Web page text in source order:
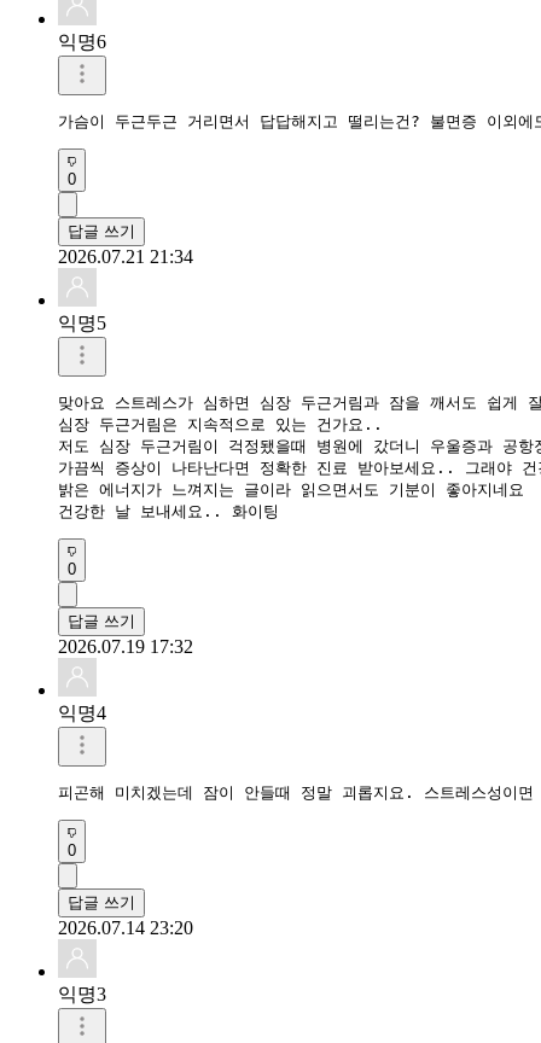
익명6
가슴이 두근두근 거리면서 답답해지고 떨리는건? 불면증 이외
0
답글 쓰기
2026.07.21 21:34
익명5
맞아요 스트레스가 심하면 심장 두근거림과 잠을 깨서도 쉽게
심장 두근거림은 지속적으로 있는 건가요..
저도 심장 두근거림이 걱정됐을때 병원에 갔더니 우울증과 공항
가끔씩 증상이 나타난다면 정확한 진료 받아보세요.. 그래야
밝은 에너지가 느껴지는 글이라 읽으면서도 기분이 좋아지네요
건강한 날 보내세요.. 화이팅
0
답글 쓰기
2026.07.19 17:32
익명4
피곤해 미치겠는데 잠이 안들때 정말 괴롭지요. 스트레스성이
0
답글 쓰기
2026.07.14 23:20
익명3